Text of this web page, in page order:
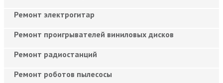
Ремонт электрогитар
Ремонт проигрывателей виниловых дисков
Ремонт радиостанций
Ремонт роботов пылесосы